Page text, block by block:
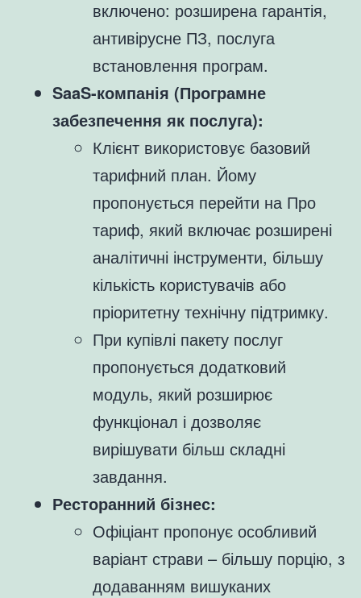
включено: розширена гарантія,
антивірусне ПЗ, послуга
встановлення програм.
SaaS-компанія (Програмне
забезпечення як послуга):
Клієнт використовує базовий
тарифний план. Йому
пропонується перейти на Про
тариф, який включає розширені
аналітичні інструменти, більшу
кількість користувачів або
пріоритетну технічну підтримку.
При купівлі пакету послуг
пропонується додатковий
модуль, який розширює
функціонал і дозволяє
вирішувати більш складні
завдання.
Ресторанний бізнес:
Офіціант пропонує особливий
варіант страви – більшу порцію, з
додаванням вишуканих